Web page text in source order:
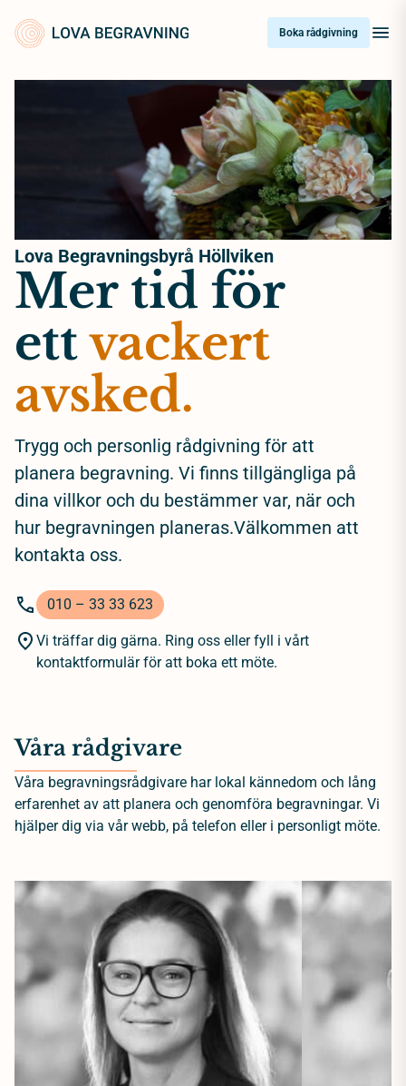
content
Boka rådgivning
Lova Begravningsbyrå Höllviken
Mer tid för
ettvackert
avsked.
Trygg och personlig rådgivning för att
planera begravning. Vi finns tillgängliga på
dina villkor och du bestämmer var, när och
hur begravningen planeras.Välkommen att
kontakta oss.
010 – 33 33 623
Vi träffar dig gärna. Ring oss eller fyll i vårt
kontaktformulär för att boka ett möte.
Våra rådgivare
Våra begravningsrådgivare har lokal kännedom och lång
erfarenhet av att planera och genomföra begravningar. Vi
hjälper dig via vår webb, på telefon eller i personligt möte.